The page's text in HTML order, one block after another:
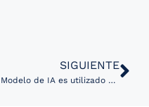
SIGUIENTE
Modelo de IA es utilizado para anticipar el alta hospitalaria